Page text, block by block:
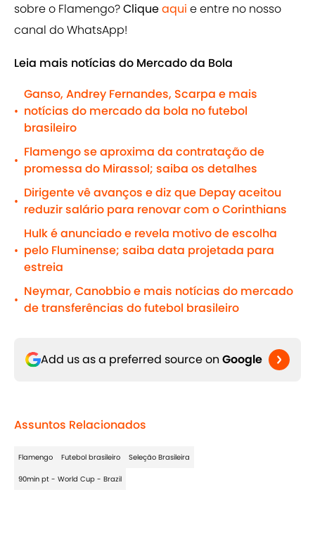
sobre o Flamengo?Cliqueaqui e entre no nosso
canal do WhatsApp!
Leia mais notícias do Mercado da Bola
•
Ganso, Andrey Fernandes, Scarpa e mais
notícias do mercado da bola no futebol
brasileiro
•
Flamengo se aproxima da contratação de
promessa do Mirassol; saiba os detalhes
•
Dirigente vê avanços e diz que Depay aceitou
reduzir salário para renovar com o Corinthians
•
Hulk é anunciado e revela motivo de escolha
pelo Fluminense; saiba data projetada para
estreia
•
Neymar, Canobbio e mais notícias do mercado
de transferências do futebol brasileiro
Add us as a preferred source on Google
Assuntos Relacionados
Flamengo Futebol brasileiro Seleção Brasileira
90min pt - World Cup - Brazil